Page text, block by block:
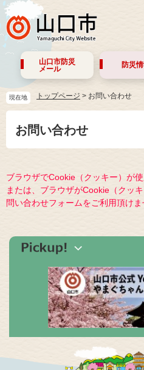
山口市防災
メール
防災
現在地 トップページ > お問い合わせ
お問い合わせ
ブラウザでCookie（クッキー）が
または、ブラウザがCookie（クッ
問い合わせフォームをご利用頂けま